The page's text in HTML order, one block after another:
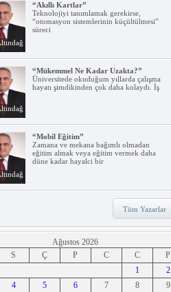
“Akıllı Kartlar”
Teknolojiyi tanımlamak gerekirse,
“otomasyon sistemlerinin küçültülmesi”
süreci
“Mükemmel Ne Kadar Uzakta?”
Üniversitede okuduğum yıllarda çalışma
hayatı şimdikinden çok daha kolaydı. İş
“Mobil Eğitim”
Zamana ve mekana bağımlı olmadan
eğitim almak veya eğitim vermek daha
düne kadar hayalci bir
“Teknoloji, Hızlı Tren ve İrem…”
Belki dikkatinizi çekmiştir. Türkiye’nin ilk
hızlı treni Ankara – Eskişehir
“Ne Duruyorsunuz, Dijitalleşsenize!”
Arabanız kendi kendine park ederken, siz
apartmanınıza giriyor ve evinizin kapısını
Tüm Yazarlar
Ağustos 2026
S Ç P C C
P
1
2
4 5 6 7 8
9